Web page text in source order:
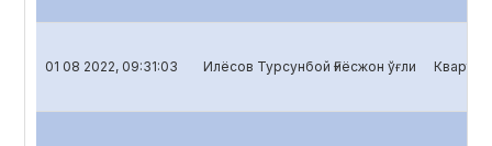
01 08 2022, 09:31:03 Илёсов Турсунбой Ғиёсжон ўғли